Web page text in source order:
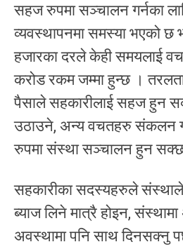
सहज रुपमा सञ्चालन गर्नका
व्यवस्थापनमा समस्या भएको
हजारका दरले केही समयलाई
करोड रकम जम्मा हुन्छ ।
पैसाले सहकारीलाई सहज हुन
उठाउने, अन्य वचतहरु संकलन
रुपमा संस्था सञ्चालन हुन
सहकारीका सदस्यहरुले संस्थाले
ब्याज लिने मात्रै होइन,
अवस्थामा पनि साथ दिनसक्नु